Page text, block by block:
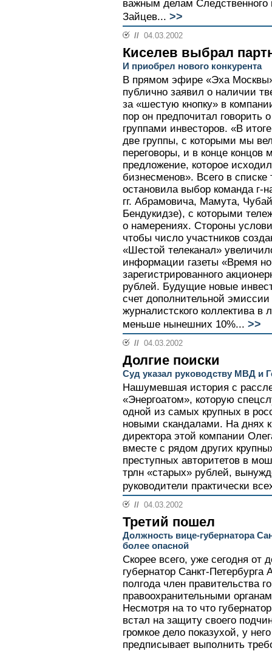
важным делам
Зайцев... >>
// 04.03.2002
Киселев выбрал
И приобрел нового конкурента
В прямом эфире «Эха
публично заявил о наличии
за «шестую кнопку» в
пор он предпочитал говорить
группами инвесторов. «В
две группы, с которыми мы
переговоры, и в конце
предложение, которое
бизнесменов». Всего в списке
остановила выбор команда г-
гг. Абрамовича, Мамута,
Бендукидзе), с которыми
о намерениях. Стороны
чтобы число участников
«Шестой телеканал»
информации газеты «Время
зарегистрированного
рублей. Будущие новые
счет дополнительной
журналистского коллектива
меньше нынешних 10%... >>
// 04.03.2002
Долгие поиски
Суд указал руководству МВД и
Нашумевшая история с
«Энергоатом», которую
одной из самых крупных в
новыми скандалами. На днях к
директора этой компании
вместе с рядом других
преступных авторитетов в
трлн «старых» рублей,
руководители практически
// 04.03.2002
Третий пошел
Должность вице-губернатора
более опасной
Скорее всего, уже сегодня от
губернатор Санкт-Петербурга
полгода член правительства
правоохранительными
Несмотря на то что
встал на защиту своего
громкое дело показухой, у
предписывает выполнить